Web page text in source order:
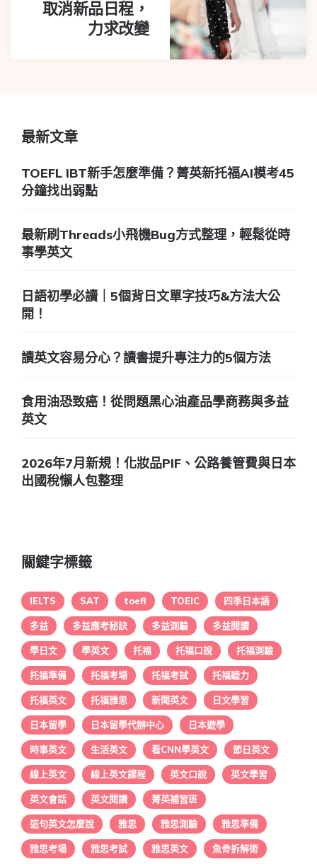
取消新品日程，
力求改變
最新文章
TOEFL IBT新手怎麼準備？菁英新托福AI模考45
分鐘找出弱點
最新刷Threads小飛機Bug方式整理，輕鬆從時
事學英文
日語初學必讀｜5個背日文單字技巧&方法大公
開！
讀英文容易分心？讀書提升專注力的5個方法
食用油恐致癌！從問題黑心油產品學商務與多益
英文
2026年7月新規！化妝品PIF、公路養管費與日本
出國稅懶人包整理
關鍵字標籤
IELTS SAT toefl TOEIC 四季日本語
多益 多益應考秘訣 多益測驗 多益閱讀
學日文 學英文 托福 托福口說 托福測驗
托福準備 托福考場 托福考試 托福聽力
托福英文 托福雅思 新聞英文 日文學習
日本留學 日本留學代辦中心 日本遊學
時事英文 生活英文 看CNN學英文 節日英文
線上英文 線上英文課程 英文口說 英文學習
英文會話 英文閱讀 菁英補習班
這句英文怎麼說 雅思 雅思測驗 雅思準備
雅思考場 雅思考試 雅思英文 魚骨拆解術